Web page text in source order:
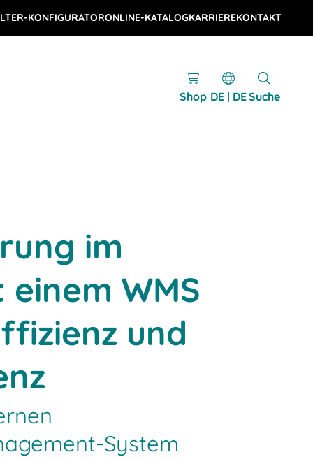
KONFIGURATORONLINE-KATALOGKARRIEREKONTAKT
Shop DE | DESuche
im
WMS
und
System